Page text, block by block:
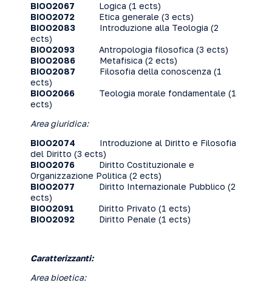
BIOO2067
Logica (1 ects)
BIOO2072
Etica generale (3 ects)
BIOO2083
Introduzione alla Teologia (2
ects)
BIOO2093
Antropologia filosofica (3 ects)
BIOO2086
Metafisica (2 ects)
BIOO2087
Filosofia della conoscenza (1
ects)
BIOO2066
Teologia morale fondamentale (1
ects)
Area giuridica:
BIOO2074
Introduzione al Diritto e Filosofia
del Diritto (3 ects)
BIOO2076
Diritto Costituzionale e
Organizzazione Politica (2 ects)
BIOO2077
Diritto Internazionale Pubblico (2
ects)
BIOO2091
Diritto Privato (1 ects)
BIOO2092
Diritto Penale (1 ects)
Caratterizzanti:
Area bioetica: